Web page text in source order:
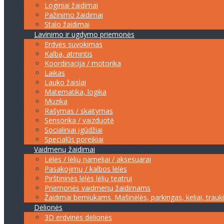
Loginiai žaidimai
Pažinimo žaidimai
Stalo žaidimai
Lavinimo ir ugdymo priemonės
Erdvės suvokimas
Kalba, atmintis
Koordinacija / motorika
Laikas
Lauko žaislai
Matematika, logika
Muzika
Rašymas / skaitymas
Sensorika / vaizduotė
Socialiniai įgūdžiai
Specialūs poreikiai
Vaidmenų žaidimai
Lėlės / lėlių nameliai / aksesuarai
Pasakojimų / kalbos lėlės
Pirštininės lėlės lėlių teatrui
Priemonės vaidmenų žaidimams
Žaidimai berniukams. Mašinėlės, parkingas, keliai,
Dėlionės
3D erdvinės dėlionės